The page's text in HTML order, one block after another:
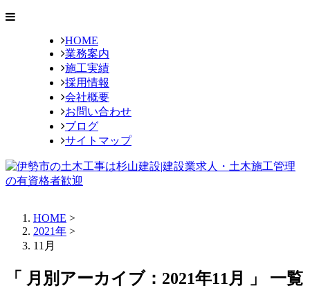
HOME
業務案内
施工実績
採用情報
会社概要
お問い合わせ
ブログ
サイトマップ
HOME >
2021年 >
11月
「 月別アーカイブ：2021年11月 」 一覧